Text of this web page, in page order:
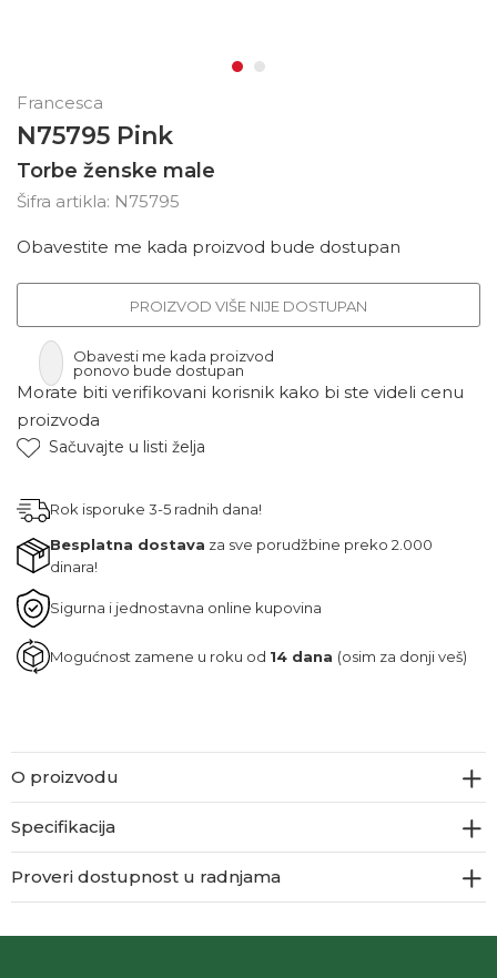
Francesca
N75795 Pink
Torbe ženske male
Šifra artikla: N75795
Obavestite me kada proizvod bude dostupan
PROIZVOD VIŠE NIJE DOSTUPAN
Obavesti me kada proizvod
ponovo bude dostupan
Morate biti verifikovani korisnik kako bi ste videli cenu
proizvoda
Sačuvajte u listi želja
Rok isporuke 3-5 radnih dana!
Besplatna dostava za sve porudžbine preko 2.000
dinara!
Sigurna i jednostavna online kupovina
Mogućnost zamene u roku od 14 dana (osim za donji veš)
O proizvodu
Specifikacija
Proveri dostupnost u radnjama